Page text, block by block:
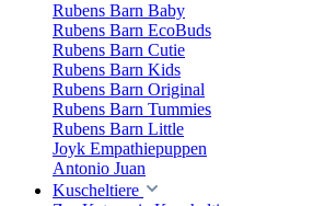
Rubens Barn Baby
Rubens Barn EcoBuds
Rubens Barn Cutie
Rubens Barn Kids
Rubens Barn Original
Rubens Barn Tummies
Rubens Barn Little
Joyk Empathiepuppen
Antonio Juan
Kuscheltiere